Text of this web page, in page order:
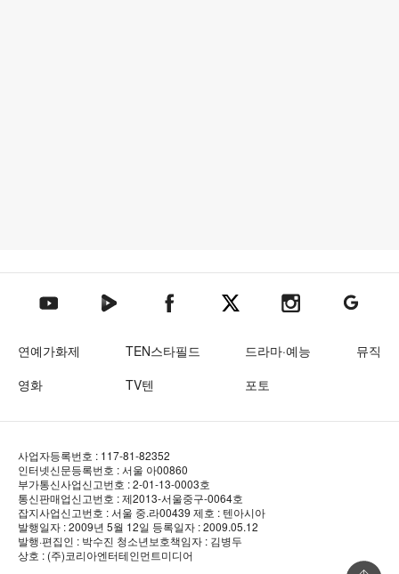
텐아시아 유튜브텐아시아 네이버TV텐아시아 페이스북텐아시아 엑스텐아시아 인스타그램
텐아시아
연예가화제 TEN스타필드 드라마·예능
뮤직
영화
TV텐 포토
사업자등록번호 : 117-81-82352
인터넷신문등록번호 : 서울 아00860
부가통신사업신고번호 : 2-01-13-0003호
통신판매업신고번호 : 제2013-서울중구-0064호
잡지사업신고번호 : 서울 중.라00439 제호 : 텐아시아
발행일자 : 2009년 5월 12일 등록일자 : 2009.05.12
발행·편집인 : 박수진 청소년보호책임자 : 김병두
상호 : (주)코리아엔터테인먼트미디어
상단 바로